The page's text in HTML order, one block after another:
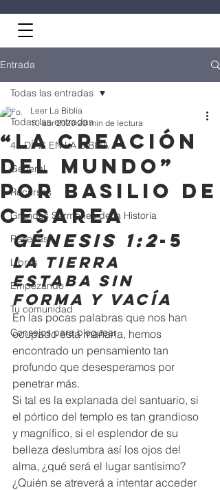
Entrada
Todas las entradas
45 DÍAS EN LA BIBLIA
General
Recursos
Grandes Sermones de la Historia
Reseñas
Libros
Empezando
Tu comunidad
Consejos para bloguear
Todas las entradas
“La Creación
del Mundo”
por Basilio de
Cesarea
Leer La Biblia
10 abr 2020 20 min de lectura
Génesis 1:2-5
La tierra
estaba sin
forma y vacía
En las pocas palabras que nos han
ocupado esta mañana, hemos
encontrado un pensamiento tan
profundo que desesperamos por
penetrar más.
Si tal es la explanada del santuario, si
el pórtico del templo es tan grandioso
y magnífico, si el esplendor de su
belleza deslumbra así los ojos del
alma, ¿qué será el lugar santísimo?
¿Quién se atreverá a intentar acceder